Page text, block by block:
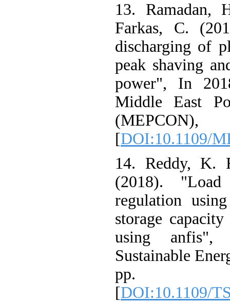
13.
Farkas, C.
discharging
peak shaving
power", In
Middle East
[DOI:10.1109/
14. Reddy,
(2018).
regulation
storage
using
Sustainable
pp.
[DOI:10.1109/